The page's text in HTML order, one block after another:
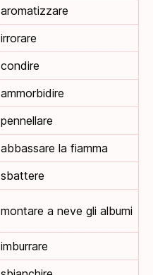
aromatizzare
irrorare
condire
ammorbidire
pennellare
abbassare la fiamma
sbattere
montare a neve gli albumi
imburrare